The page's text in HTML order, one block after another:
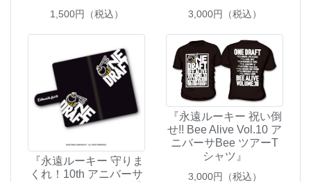
1,500円（税込） 3,000円（税込）
『永遠ルーキー 守りま
くれ！10th アニバーサ
『永遠ルーキー 祝い倒
せ!! Bee Alive Vol.10 ア
ニバーサBee ツアーT
シャツ』
3,000円（税込）